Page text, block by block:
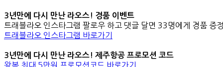
3년만에 다시 만난 라오스! 경품 이벤트
트래블라오 인스타그램 팔로우 하고 댓글 달면 33명에게 경품 증
트래블라오 인스타그램 바로가기
3년만에 다시 만난 라오스! 제주항공 프로모션 코드
왕복 최대 5만원 프로모션코드 바로가기